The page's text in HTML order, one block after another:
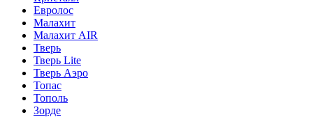
Евролос
Малахит
Малахит AIR
Тверь
Тверь Lite
Тверь Аэро
Топас
Тополь
Зорде